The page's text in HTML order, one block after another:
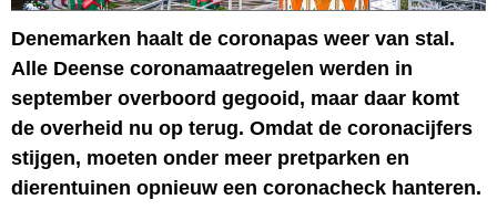
Denemarken haalt de coronapas weer van stal.
Alle Deense coronamaatregelen werden in
september overboord gegooid, maar daar komt
de overheid nu op terug. Omdat de coronacijfers
stijgen, moeten onder meer pretparken en
dierentuinen opnieuw een coronacheck hanteren.